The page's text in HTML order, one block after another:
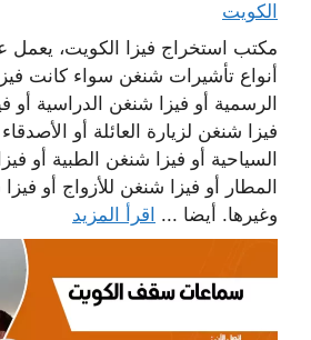
الكويت
مكتب استخراج فيزا الكويت، يعمل
أنواع تأشيرات شنغن سواء كانت
الرسمية أو فيزا شنغن الدراسية أو
فيزا شنغن لزيارة العائلة أو
السياحية أو فيزا شنغن الطبية أو
المطار أو فيزا شنغن للأزواج أو
وغيرها. أيضا ... اقرأ المزيد